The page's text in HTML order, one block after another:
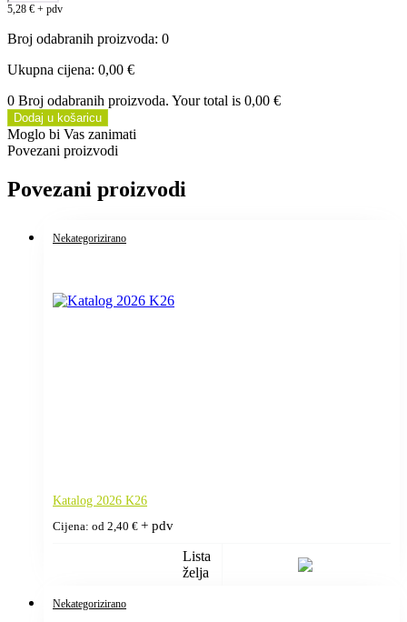
5,28 € + pdv
Broj odabranih proizvoda: 0
Ukupna cijena: 0,00 €
0 Broj odabranih proizvoda. Your total is 0,00 €
Dodaj u košaricu
Moglo bi Vas zanimati
Povezani proizvodi
Povezani proizvodi
Nekategorizirano
Katalog 2026 K26
Cijena: od 2,40 € + pdv
Lista
želja
Nekategorizirano